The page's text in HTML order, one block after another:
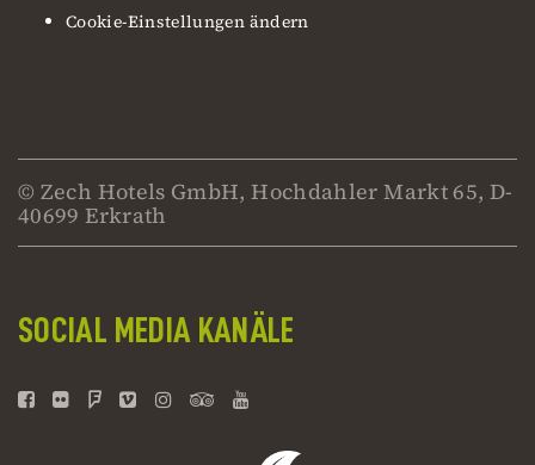
Cookie-Einstellungen ändern
© Zech Hotels GmbH, Hochdahler Markt 65, D-
40699 Erkrath
SOCIAL MEDIA KANÄLE